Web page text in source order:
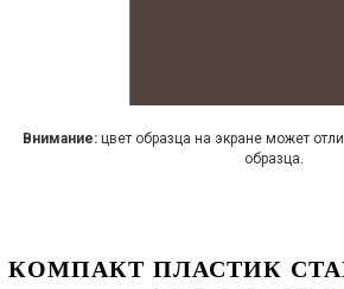
Внимание: цвет образца на экране может
образца.
КОМПАКТ ПЛАСТИК